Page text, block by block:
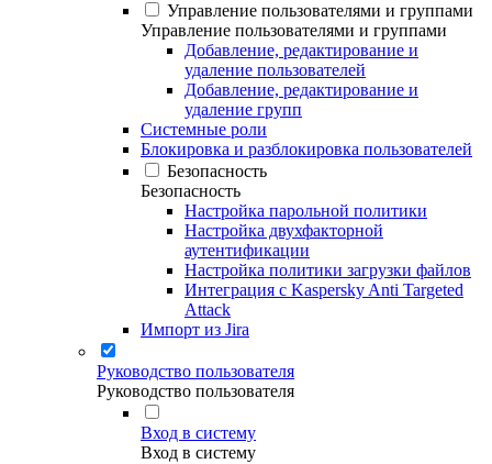
Управление пользователями и группами
Управление пользователями и группами
Добавление, редактирование и
удаление пользователей
Добавление, редактирование и
удаление групп
Системные роли
Блокировка и разблокировка пользователей
Безопасность
Безопасность
Настройка парольной политики
Настройка двухфакторной
аутентификации
Настройка политики загрузки файлов
Интеграция с Kaspersky Anti Targeted
Attack
Импорт из Jira
Руководство пользователя
Руководство пользователя
Вход в систему
Вход в систему